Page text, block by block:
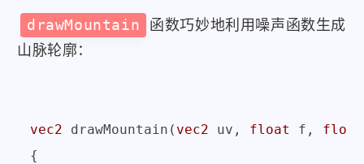
drawMountain
函数巧妙地利用噪声函数生成
山脉轮廓：
vec2 drawMountain( vec2 uv, float f, float
{